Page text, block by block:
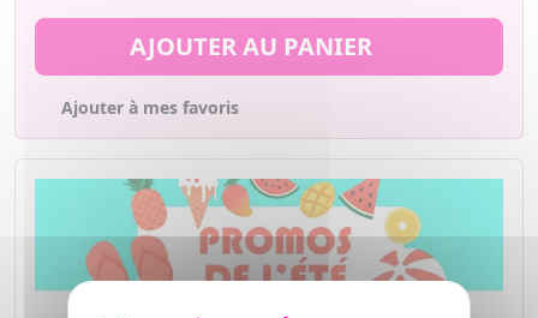
AJOUTER AU PANIER
Ajouter à mes favoris